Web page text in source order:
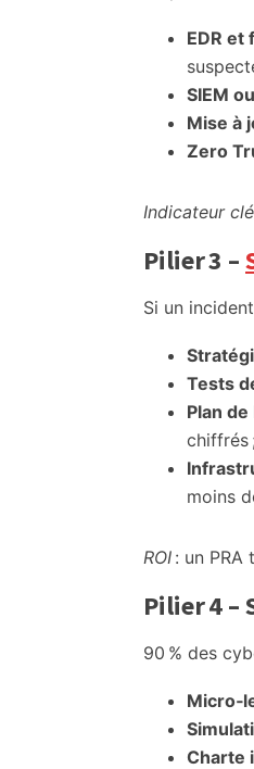
EDR et
SIEM
Mise à
Zero
Indicateur clé
Pilier 3 –
Si un
Tests
Plan
chiffrés
moins
ROI : un PRA
Pilier 4
90 % des
Charte